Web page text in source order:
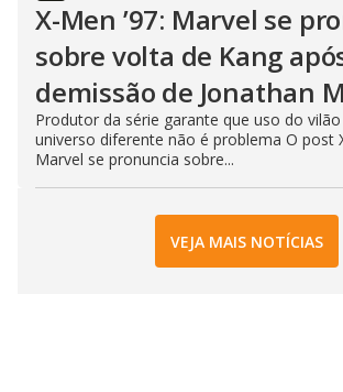
X-Men ’97: Marvel se
sobre volta de Kang
demissão de Jonathan
Produtor da série garante que uso do
universo diferente não é problema O post
Marvel se pronuncia sobre...
VEJA MAIS NOTÍCIAS